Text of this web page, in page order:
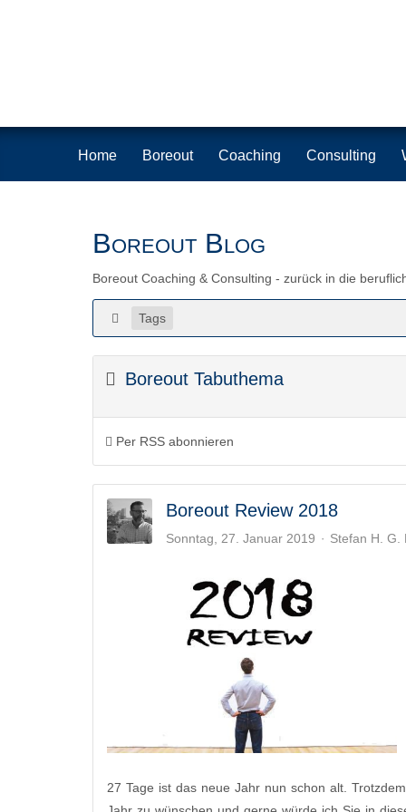
Home Boreout Coaching Consulting
Boreout Blog
Boreout Coaching & Consulting - zurück in die
Tags
Boreout Tabuthema
Per RSS abonnieren
Boreout Review 2018
Sonntag, 27. Januar 2019 Stefan H. G.
27 Tage ist das neue Jahr nun schon alt.